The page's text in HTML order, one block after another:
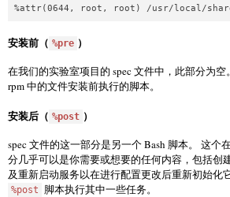
%attr(0644, root, root) /usr/local/
安装前（ %pre ）
在我们的实验室项目的 spec 文件中，此部分为
rpm 中的文件安装前执行的脚本。
安装后（ %post ）
spec 文件的这一部分是另一个 Bash 脚本。 这个
分几乎可以是你需要或想要的任何内容，包括创
及重新启动服务以在进行配置更改后重新初始化
%post 脚本执行其中一些任务。